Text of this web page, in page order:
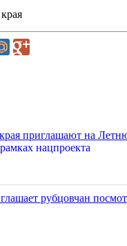
нацпроекта